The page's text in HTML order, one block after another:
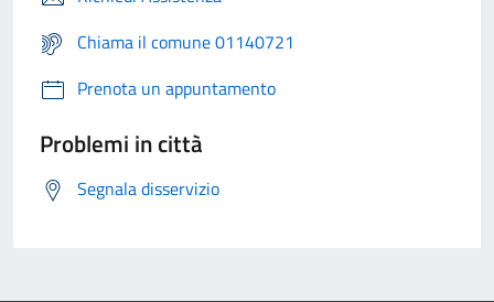
Chiama il comune 01140721
Prenota un appuntamento
Problemi in città
Segnala disservizio